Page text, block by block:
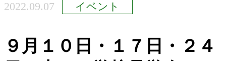
2022.09.07 イベント
９月１０日・１７日・２４